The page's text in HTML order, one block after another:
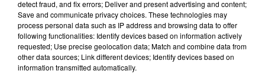
14h-17h du lundi au samedi
...........................................................
A lire également :
La Banque alimentaire à l’aube de sa grande collecte
detect fraud, and fix errors; Deliver and present advertising and content;
Save and communicate privacy choices. These technologies may
process personal data such as IP address and browsing data to offer
following functionalities: Identify devices based on information actively
requested; Use precise geolocation data; Match and combine data from
other data sources; Link different devices; Identify devices based on
information transmitted automatically.